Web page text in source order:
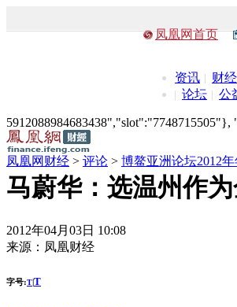
凤凰网首页
资讯 财经
论坛
公
5912088984683438","slot":"7748715505"},
凤凰网财经 > 评论 > 博鳌亚洲论坛2012年
马蔚华：选温州作
2012年04月03日 10:08
来源： 凤凰财经
字号:T|T